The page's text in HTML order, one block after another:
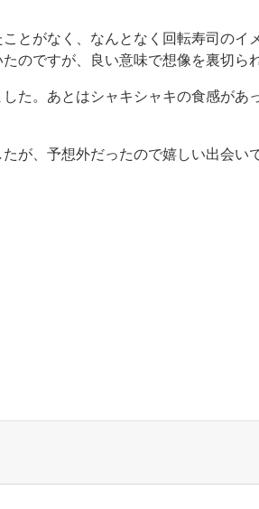
とがなく、なんとなく回転寿司のイ
のですが、良い意味で想像を裏切ら
た。あとはシャキシャキの食感があ
が、予想外だったので嬉しい出会い